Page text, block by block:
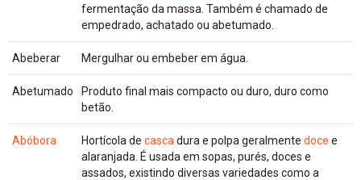
fermentação da massa. Também é chamado de
empedrado, achatado ou abetumado.
Abeberar Mergulhar ou embeber em água.
Abetumado
Produto final mais compacto ou duro, duro como
betão.
Abóbora Hortícola de casca dura e polpa geralmente doce e
alaranjada. É usada em sopas, purés, doces e
assados, existindo diversas variedades como a